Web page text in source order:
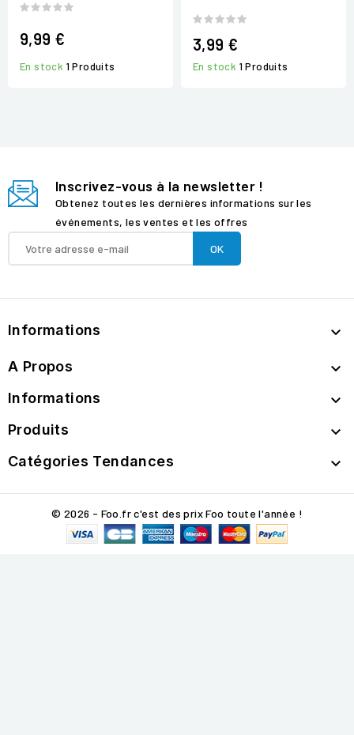
9,99 €
En stock 1 Produits
3,99 €
En stock 1 Produits
Inscrivez-vous à la newsletter !
Obtenez toutes les dernières informations sur les
événements, les ventes et les offres
Informations 
A Propos 
Informations 
Produits 
Catégories Tendances 
© 2026 - Foo.fr c'est des prix Foo toute l'année !